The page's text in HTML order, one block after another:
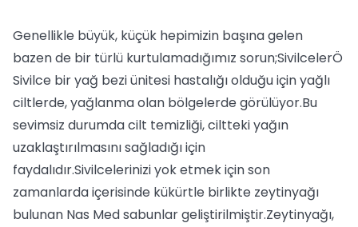
Genellikle büyük, küçük hepimizin başına gelen
bazen de bir türlü kurtulamadığımız sorun;SivilcelerÖ
Sivilce bir yağ bezi ünitesi hastalığı olduğu için yağlı
ciltlerde, yağlanma olan bölgelerde görülüyor.Bu
sevimsiz durumda cilt temizliği, ciltteki yağın
uzaklaştırılmasını sağladığı için
faydalıdır.Sivilcelerinizi yok etmek için son
zamanlarda içerisinde kükürtle birlikte zeytinyağı
bulunan Nas Med sabunlar geliştirilmiştir.Zeytinyağı,